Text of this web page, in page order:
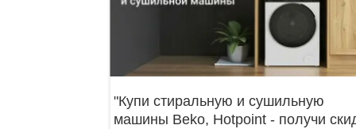
"Купи стиральную и сушильную
машины Beko, Hotpoint - получи